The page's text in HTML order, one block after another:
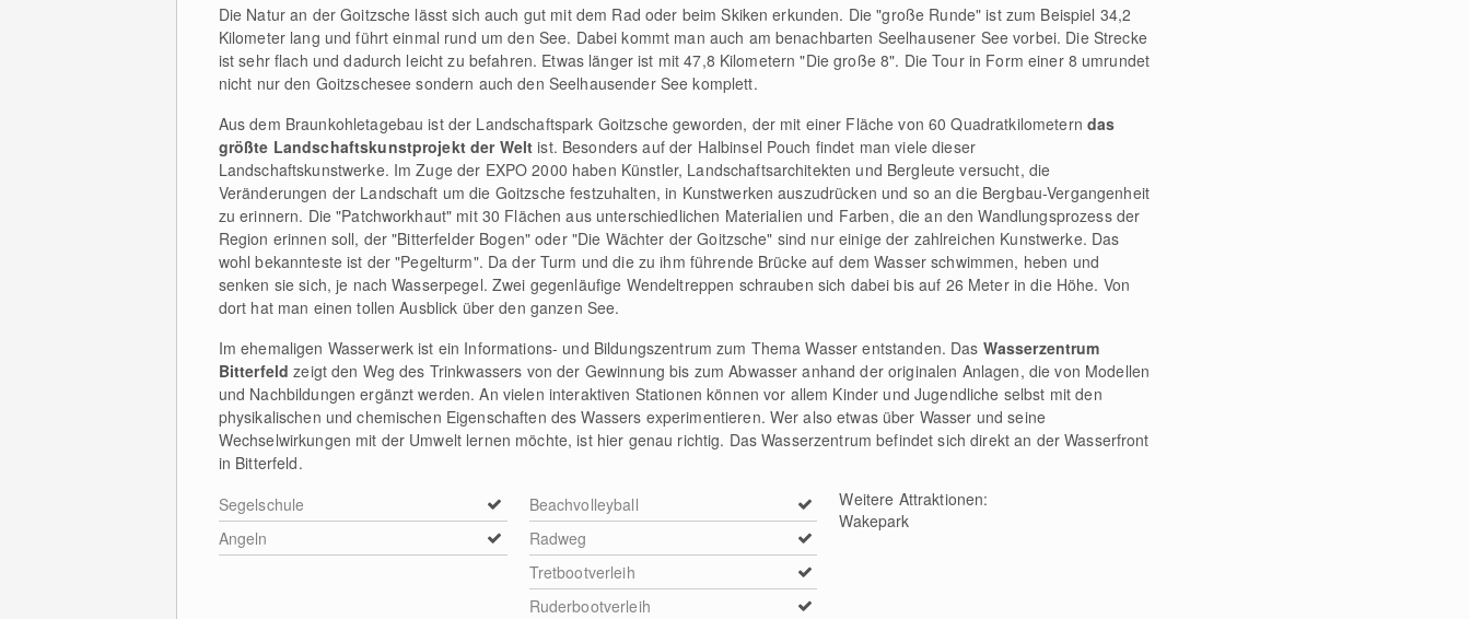
Die Natur an der Goitzsche lässt sich auch gut mit dem Rad oder beim Skiken erkunden. Die "große Runde" ist zum Beispiel 34,2
Kilometer lang und führt einmal rund um den See. Dabei kommt man auch am benachbarten Seelhausener See vorbei. Die Strecke
ist sehr flach und dadurch leicht zu befahren. Etwas länger ist mit 47,8 Kilometern "Die große 8". Die Tour in Form einer 8 umrundet
nicht nur den Goitzschesee sondern auch den Seelhausender See komplett.
Aus dem Braunkohletagebau ist der Landschaftspark Goitzsche geworden, der mit einer Fläche von 60 Quadratkilometern das
größte Landschaftskunstprojekt der Welt ist. Besonders auf der Halbinsel Pouch findet man viele dieser
Landschaftskunstwerke. Im Zuge der EXPO 2000 haben Künstler, Landschaftsarchitekten und Bergleute versucht, die
Veränderungen der Landschaft um die Goitzsche festzuhalten, in Kunstwerken auszudrücken und so an die Bergbau-Vergangenheit
zu erinnern. Die "Patchworkhaut" mit 30 Flächen aus unterschiedlichen Materialien und Farben, die an den Wandlungsprozess der
Region erinnen soll, der "Bitterfelder Bogen" oder "Die Wächter der Goitzsche" sind nur einige der zahlreichen Kunstwerke. Das
wohl bekannteste ist der "Pegelturm". Da der Turm und die zu ihm führende Brücke auf dem Wasser schwimmen, heben und
senken sie sich, je nach Wasserpegel. Zwei gegenläufige Wendeltreppen schrauben sich dabei bis auf 26 Meter in die Höhe. Von
dort hat man einen tollen Ausblick über den ganzen See.
Im ehemaligen Wasserwerk ist ein Informations- und Bildungszentrum zum Thema Wasser entstanden. Das Wasserzentrum
Bitterfeld zeigt den Weg des Trinkwassers von der Gewinnung bis zum Abwasser anhand der originalen Anlagen, die von Modellen
und Nachbildungen ergänzt werden. An vielen interaktiven Stationen können vor allem Kinder und Jugendliche selbst mit den
physikalischen und chemischen Eigenschaften des Wassers experimentieren. Wer also etwas über Wasser und seine
Wechselwirkungen mit der Umwelt lernen möchte, ist hier genau richtig. Das Wasserzentrum befindet sich direkt an der Wasserfront
in Bitterfeld.
Segelschule
Angeln
Beachvolleyball
Radweg
Tretbootverleih
Ruderbootverleih
Weitere Attraktionen:
Wakepark